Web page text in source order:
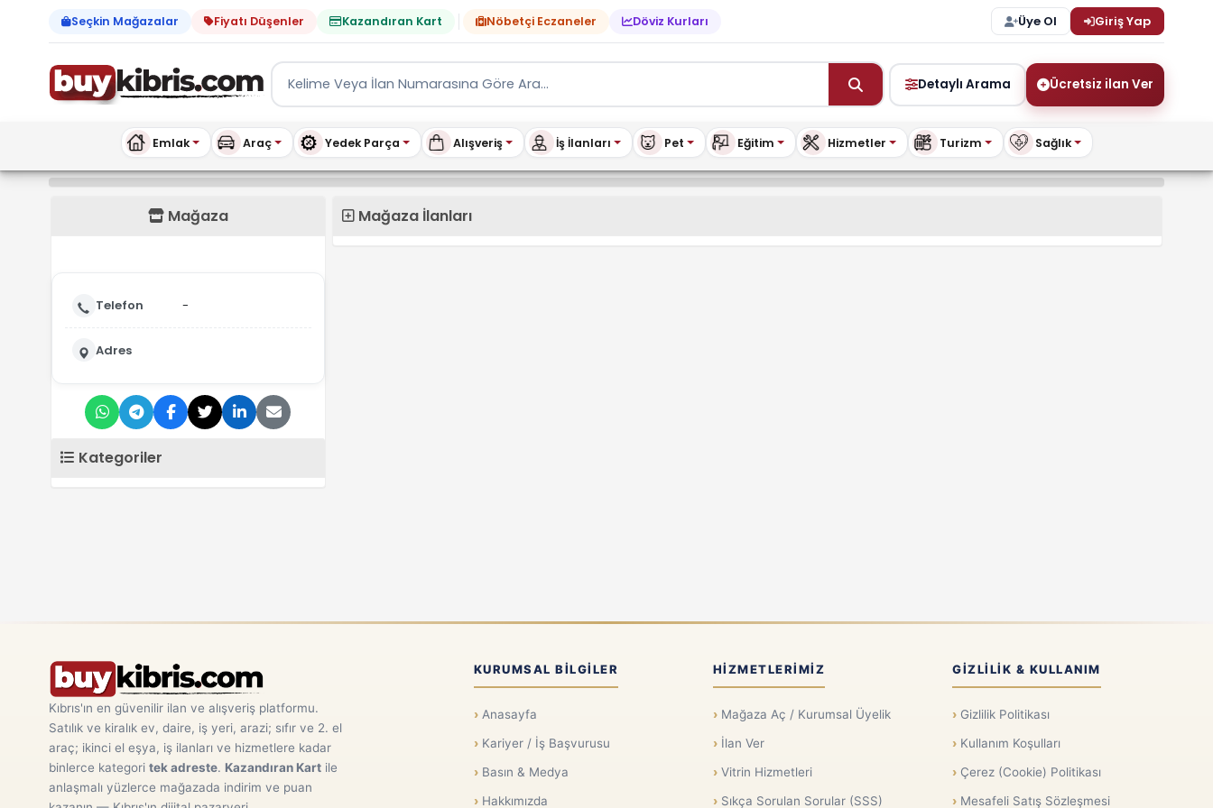
Seçkin Mağazalar Fiyatı Düşenler Kazandıran Kart Nöbetçi Eczaneler Döviz Kurları Üye Ol Giriş Yap
Detaylı Arama Ücretsiz ilan Ver
Emlak Araç Yedek Parça Alışveriş İş İlanları Pet Eğitim Hizmetler Turizm Sağlık
buykibris.com
Mağaza
Telefon -
Adres
Kategoriler
Mağaza İlanları
Kıbrıs'ın en güvenilir ilan ve alışveriş platformu.
Satılık ve kiralık ev, daire, iş yeri, arazi; sıfır ve 2. el
araç; ikinci el eşya, iş ilanları ve hizmetlere kadar
binlerce kategori tek adreste. Kazandıran Kartile
anlaşmalı yüzlerce mağazada indirim ve puan
KURUMSAL BILGILER
Anasayfa
Kariyer / İş Başvurusu
Basın & Medya
Hakkımızda
HIZMETLERIMIZ
Mağaza Aç / Kurumsal Üyelik
İlan Ver
Vitrin Hizmetleri
Sıkça Sorulan Sorular (SSS)
GIZLILIK & KULLANIM
Gizlilik Politikası
Kullanım Koşulları
Çerez (Cookie) Politikası
Mesafeli Satış Sözleşmesi